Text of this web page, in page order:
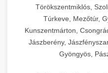
Törökszentmiklós,
Túrkeve, Mezőtúr,
Kunszentmárton,
Jászberény,
Gyöngyös,